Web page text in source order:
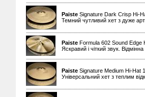
Paiste Signature Dark Crisp Hi-
Темний чутливий хет з дуже
Paiste Formula 602 Sound Edge
Яскравий і чіткий звук.
Paiste Signature Medium Hi-Hat
Універсальний хет з теплим